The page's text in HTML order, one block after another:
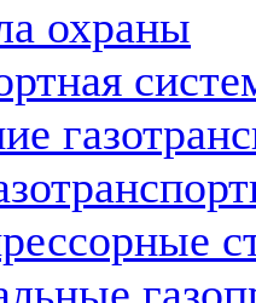
охраны